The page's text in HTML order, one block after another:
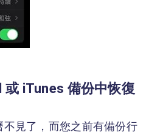
或 iTunes 備份中恢復
見了，而您之前有備份行